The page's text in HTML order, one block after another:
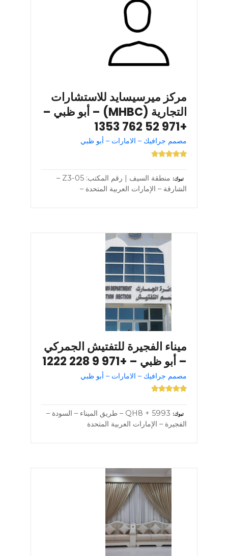
مركز ميرسيسايد للاستشارات
التجارية (MHBC) – أبو ظبي –
+971 52 762 1353
مصمم جرافيك – الامارات – أبو ظبي
تبوك
منطقة السيف | رقم المكتب: Z3-05 –
الشارقة – الإمارات العربية المتحدة –
ميناء الفجيرة للتفتيش الجمركي
– أبو ظبي – +971 9 228 1222
مصمم جرافيك – الامارات – أبو ظبي
تبوك
5993 + QH8 – طريق الميناء – السودة –
الفجيرة – الإمارات العربية المتحدة